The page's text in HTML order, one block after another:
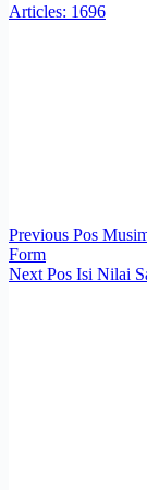
Articles: 1696
Previous Pos
Form
Next Pos Isi Nilai